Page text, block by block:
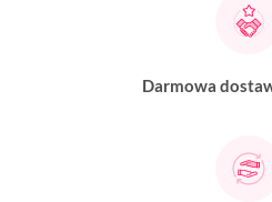
Darmowa